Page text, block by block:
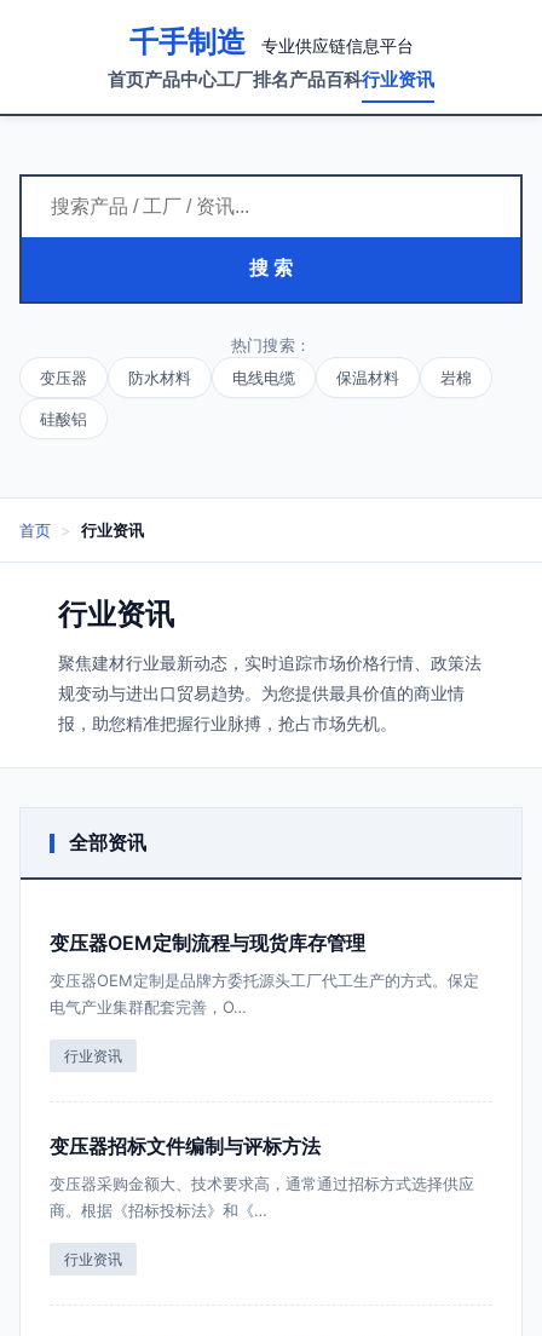
千手制造 专业供应链信息平台
首页产品中心工厂排名产品百科行业资讯
搜 索
热门搜索：
变压器
防水材料 电线电缆 保温材料 岩棉
硅酸铝
首页 > 行业资讯
行业资讯
聚焦建材行业最新动态，实时追踪市场价格行情、政策法
规变动与进出口贸易趋势。为您提供最具价值的商业情
报，助您精准把握行业脉搏，抢占市场先机。
全部资讯
变压器OEM定制流程与现货库存管理
变压器OEM定制是品牌方委托源头工厂代工生产的方式。保定
电气产业集群配套完善，O…
行业资讯
变压器招标文件编制与评标方法
变压器采购金额大、技术要求高，通常通过招标方式选择供应
商。根据《招标投标法》和《…
行业资讯